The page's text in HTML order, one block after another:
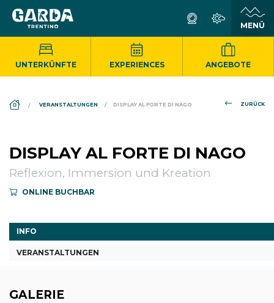
UNTERKÜNFTE EXPERIENCES ANGEBOTE
ZURÜCK
VERANSTALTUNGEN DISPLAY AL FORTE DI NAGO
DISPLAY AL FORTE DI NAGO
Reflexion, Immersion und Kreation
ONLINE BUCHBAR
INFO
VERANSTALTUNGEN
GALERIE